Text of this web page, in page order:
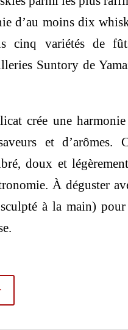
d’au moins dix
cinq variétés de
Suntory de
crée une
et d’arômes.
doux et
À déguster
à la main)